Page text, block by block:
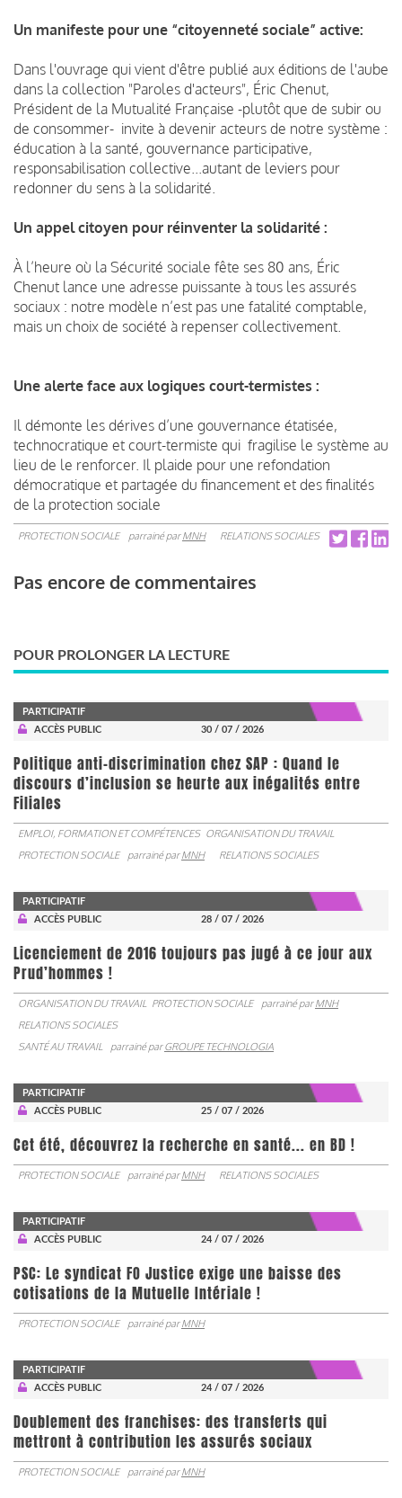
Un manifeste pour une “citoyenneté sociale” active:
Dans l'ouvrage qui vient d'être publié aux éditions de l'aube
dans la collection "Paroles d'acteurs", Éric Chenut,
Président de la Mutualité Française -plutôt que de subir ou
de consommer- invite à devenir acteurs de notre système :
éducation à la santé, gouvernance participative,
responsabilisation collective...autant de leviers pour
redonner du sens à la solidarité.
Un appel citoyen pour réinventer la solidarité :
À l’heure où la Sécurité sociale fête ses 80 ans, Éric
Chenut lance une adresse puissante à tous les assurés
sociaux : notre modèle n’est pas une fatalité comptable,
mais un choix de société à repenser collectivement.
Une alerte face aux logiques court-termistes :
Il démonte les dérives d’une gouvernance étatisée,
technocratique et court-termiste qui fragilise le système au
lieu de le renforcer. Il plaide pour une refondation
démocratique et partagée du financement et des finalités
de la protection sociale
PROTECTION SOCIALE parrainé parMNH RELATIONS SOCIALES
Pas encore de commentaires
POUR PROLONGER LA LECTURE
PARTICIPATIF
ACCÈS PUBLIC
30 / 07 / 2026
Politique anti-discrimination chez SAP : Quand le
discours d’inclusion se heurte aux inégalités entre
Filiales
EMPLOI, FORMATION ET COMPÉTENCES ORGANISATION DU TRAVAIL
PROTECTION SOCIALE
parrainé parMNH RELATIONS SOCIALES
PARTICIPATIF
ACCÈS PUBLIC
28 / 07 / 2026
Licenciement de 2016 toujours pas jugé à ce jour aux
Prud’hommes !
ORGANISATION DU TRAVAIL PROTECTION SOCIALE parrainé parMNH
RELATIONS SOCIALES
SANTÉ AU TRAVAIL
parrainé parGROUPE TECHNOLOGIA
PARTICIPATIF
ACCÈS PUBLIC
25 / 07 / 2026
Cet été, découvrez la recherche en santé... en BD !
PROTECTION SOCIALE parrainé parMNH RELATIONS SOCIALES
PARTICIPATIF
ACCÈS PUBLIC
24 / 07 / 2026
PSC: Le syndicat FO Justice exige une baisse des
cotisations de la Mutuelle Intériale !
PROTECTION SOCIALE parrainé parMNH
PARTICIPATIF
ACCÈS PUBLIC
24 / 07 / 2026
Doublement des franchises: des transferts qui
mettront à contribution les assurés sociaux
PROTECTION SOCIALE parrainé parMNH